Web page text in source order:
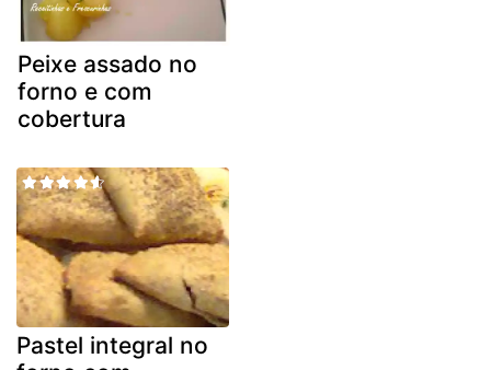
Peixe assado no
forno e com
cobertura
Pastel integral no